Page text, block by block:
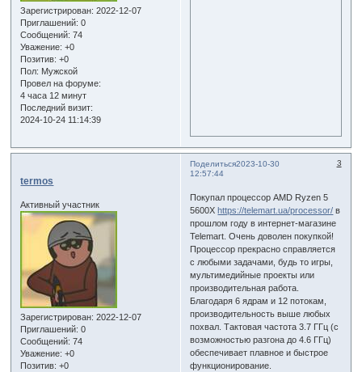
Зарегистрирован: 2022-12-07
Приглашений: 0
Сообщений: 74
Уважение: +0
Позитив: +0
Пол: Мужской
Провел на форуме:
4 часа 12 минут
Последний визит:
2024-10-24 11:14:39
Поделиться 3
2023-10-30
12:57:44
termos
Активный участник
Зарегистрирован: 2022-12-07
Приглашений: 0
Сообщений: 74
Уважение: +0
Позитив: +0
Покупал процессор AMD Ryzen 5
5600X https://telemart.ua/processor/ в
прошлом году в интернет-магазине
Telemart. Очень доволен покупкой!
Процессор прекрасно справляется
с любыми задачами, будь то игры,
мультимедийные проекты или
производительная работа.
Благодаря 6 ядрам и 12 потокам,
производительность выше любых
похвал. Тактовая частота 3.7 ГГц (с
возможностью разгона до 4.6 ГГц)
обеспечивает плавное и быстрое
функционирование.